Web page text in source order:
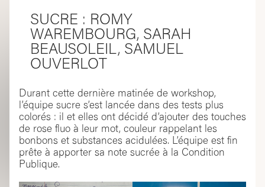
SUCRE : ROMY
WAREMBOURG, SARAH
BEAUSOLEIL, SAMUEL
OUVERLOT
Durant cette dernière matinée de workshop,
l’équipe sucre s’est lancée dans des tests plus
colorés : il et elles ont décidé d’ajouter des touches
de rose fluo à leur mot, couleur rappelant les
bonbons et substances acidulées. L’équipe est fin
prête à apporter sa note sucrée à la Condition
Publique.